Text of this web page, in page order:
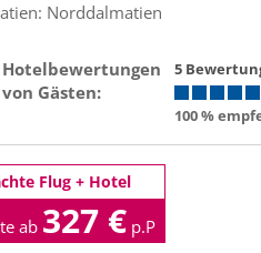
Norddalmatien
Hotelbewertungen
von Gästen:
5
100 %
Flug + Hotel
ab 327 € p.P